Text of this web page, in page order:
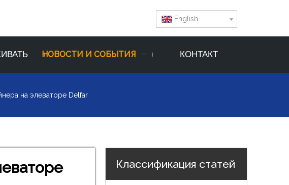
English
НОВОСТИ И СОБЫТИЯ КОНТАКТ
на элеваторе Delfar
Классификация статей